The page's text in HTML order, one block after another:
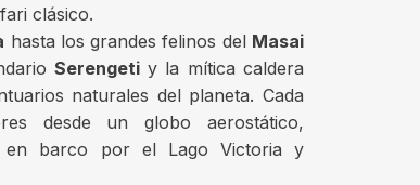
clásico.
hasta los grandes felinos del Masai
Serengetiy la mítica caldera
naturales del planeta. Cada
desde un globo aerostático,
en barco por el Lago Victoria y